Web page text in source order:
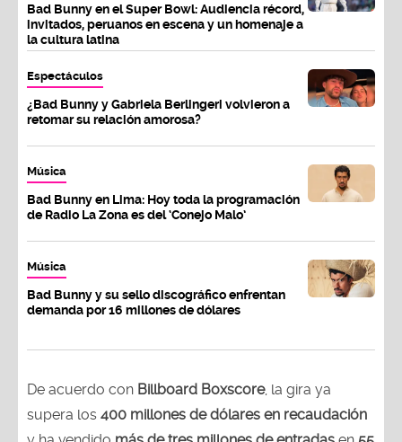
Bad Bunny en el Super Bowl: Audiencia récord,
invitados, peruanos en escena y un homenaje a
la cultura latina
Espectáculos
¿Bad Bunny y Gabriela Berlingeri volvieron a
retomar su relación amorosa?
Música
Bad Bunny en Lima: Hoy toda la programación
de Radio La Zona es del ‘Conejo Malo’
Música
Bad Bunny y su sello discográfico enfrentan
demanda por 16 millones de dólares
De acuerdo con Billboard Boxscore, la gira ya
supera los 400 millones de dólares en recaudación